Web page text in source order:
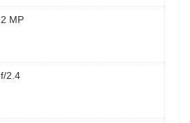
2 MP
f/2.4